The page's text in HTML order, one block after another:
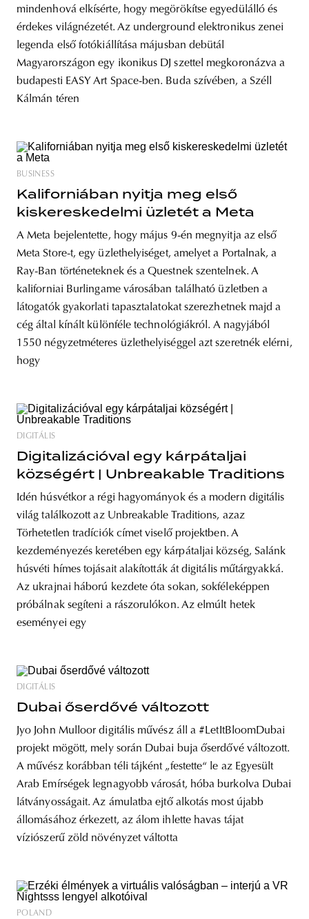
mindenhová elkísérte, hogy megörökítse egyedülálló és
érdekes világnézetét. Az underground elektronikus zenei
legenda első fotókiállítása májusban debütál
Magyarországon egy ikonikus DJ szettel megkoronázva a
budapesti EASY Art Space-ben. Buda szívében, a Széll
Kálmán téren
BUSINESS
Kaliforniában nyitja meg első
kiskereskedelmi üzletét a Meta
A Meta bejelentette, hogy május 9-én megnyitja az első
Meta Store-t, egy üzlethelyiséget, amelyet a Portalnak, a
Ray-Ban történeteknek és a Questnek szentelnek. A
kaliforniai Burlingame városában található üzletben a
látogatók gyakorlati tapasztalatokat szerezhetnek majd a
cég által kínált különféle technológiákról. A nagyjából
1550 négyzetméteres üzlethelyiséggel azt szeretnék elérni,
hogy
DIGITÁLIS
Digitalizációval egy kárpátaljai
községért | Unbreakable Traditions
Idén húsvétkor a régi hagyományok és a modern digitális
világ találkozott az Unbreakable Traditions, azaz
Törhetetlen tradíciók címet viselő projektben. A
kezdeményezés keretében egy kárpátaljai község, Salánk
húsvéti hímes tojásait alakították át digitális műtárgyakká.
Az ukrajnai háború kezdete óta sokan, sokféleképpen
próbálnak segíteni a rászorulókon. Az elmúlt hetek
eseményei egy
DIGITÁLIS
Dubai őserdővé változott
Jyo John Mulloor digitális művész áll a #LetItBloomDubai
projekt mögött, mely során Dubai buja őserdővé változott.
A művész korábban téli tájként „festette“ le az Egyesült
Arab Emírségek legnagyobb városát, hóba burkolva Dubai
látványosságait. Az ámulatba ejtő alkotás most újabb
állomásához érkezett, az álom ihlette havas tájat
víziószerű zöld növényzet váltotta
POLAND